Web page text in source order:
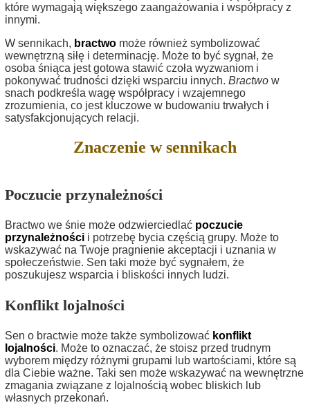
które wymagają większego zaangażowania i współpracy z
innymi.
W sennikach, bractwo może również symbolizować
wewnętrzną siłę i determinację. Może to być sygnał, że
osoba śniąca jest gotowa stawić czoła wyzwaniom i
pokonywać trudności dzięki wsparciu innych. Bractwo w
snach podkreśla wagę współpracy i wzajemnego
zrozumienia, co jest kluczowe w budowaniu trwałych i
satysfakcjonujących relacji.
Znaczenie w sennikach
Poczucie przynależności
Bractwo we śnie może odzwierciedlać poczucie
przynależności i potrzebę bycia częścią grupy. Może to
wskazywać na Twoje pragnienie akceptacji i uznania w
społeczeństwie. Sen taki może być sygnałem, że
poszukujesz wsparcia i bliskości innych ludzi.
Konflikt lojalności
Sen o bractwie może także symbolizować konflikt
lojalności. Może to oznaczać, że stoisz przed trudnym
wyborem między różnymi grupami lub wartościami, które są
dla Ciebie ważne. Taki sen może wskazywać na wewnętrzne
zmagania związane z lojalnością wobec bliskich lub
własnych przekonań.